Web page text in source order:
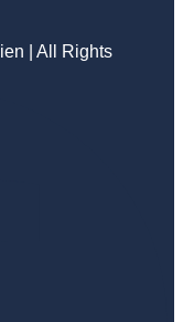
| All Rights